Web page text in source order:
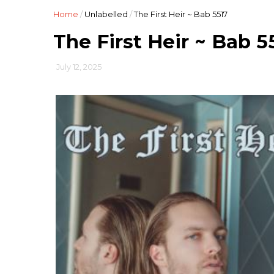
Home /Unlabelled /The First Heir ~ Bab 5517
The First Heir ~ Bab
July 12, 2025